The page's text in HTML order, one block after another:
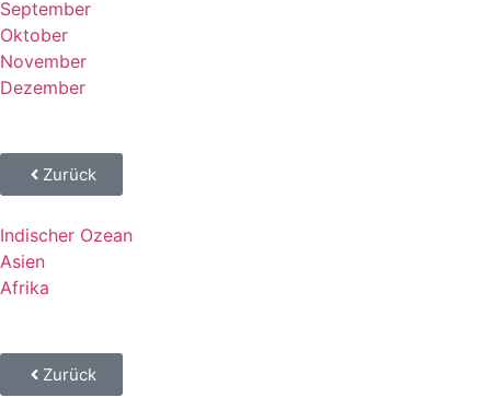
September
Oktober
November
Dezember
Zurück
Indischer Ozean
Asien
Afrika
Zurück